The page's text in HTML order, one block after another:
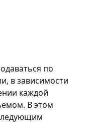
по
в зависимости
каждой
В этом